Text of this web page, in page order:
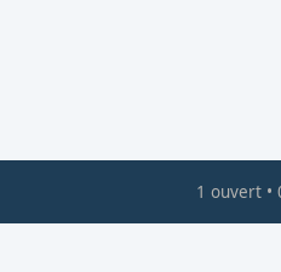
1 ouvert•